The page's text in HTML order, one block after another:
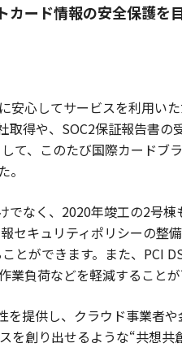
ード情報の安全保護を
心してサービスを利用い
得や、SOC2保証報告書の
て、このたび国際カードブ
なく、2020年竣工の2号棟
セキュリティポリシーの整
ができます。また、PCI
負荷などを軽減することが
提供し、クラウド事業者
を創り出せるような“共想共